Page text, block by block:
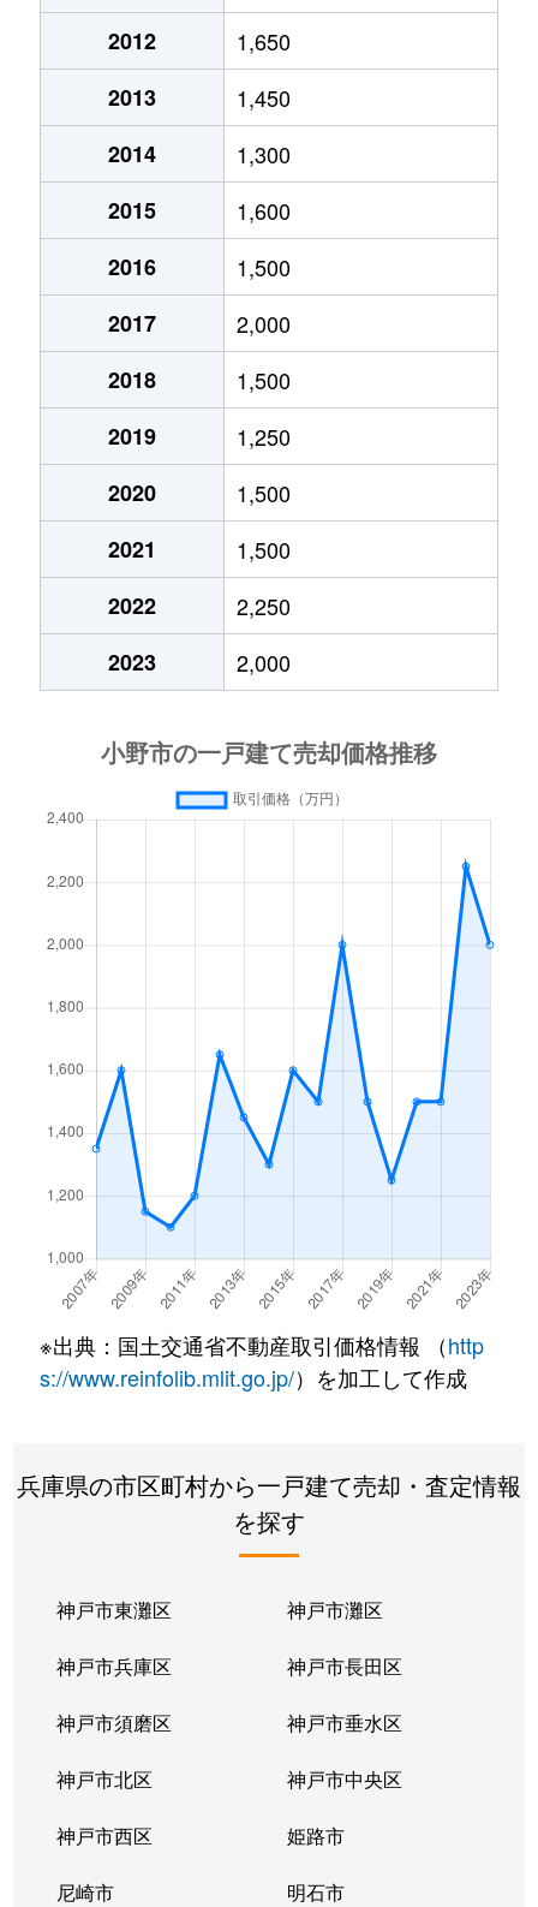
垂井町 2,800万円 市場(神戸電鉄)
垂井町
450万円 小野(兵庫)
垂井町
2,600万円 小野(兵庫)
垂井町
1,200万円 小野(兵庫)
垂井町
4,700万円 小野(兵庫)
垂井町
4,400万円 小野(兵庫)
天神町
3,200万円 小野(兵庫)
天神町
7,000万円 小野(兵庫)
3,300万円 小野(兵庫)
4,500万円 小野(兵庫)
西本町
3,900万円 小野(兵庫)
福住町
1,400万円 小野(兵庫)
2012
1,650
2013
1,450
2014
1,300
2015
1,600
2016
1,500
2017
2,000
2018
1,500
2019
1,250
2020
1,500
2021
1,500
2022
2,250
2023
2,000
※出典：国土交通省不動産取引価格情報 （http
s://www.reinfolib.mlit.go.jp/）を加工して作成
兵庫県の市区町村から一戸建て売却・査定情報
を探す
神戸市東灘区 神戸市灘区
神戸市兵庫区 神戸市長田区
神戸市須磨区 神戸市垂水区
神戸市北区 神戸市中央区
神戸市西区 姫路市
尼崎市 明石市